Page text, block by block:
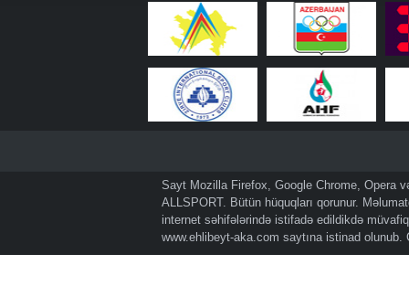
Sayt Mozilla Firefox, Google Chrome, Opera
ALLSPORT. Bütün hüquqları qorunur.
internet səhifələrində istifadə edildikdə
www.ehlibeyt-aka.com saytına istinad olunub.